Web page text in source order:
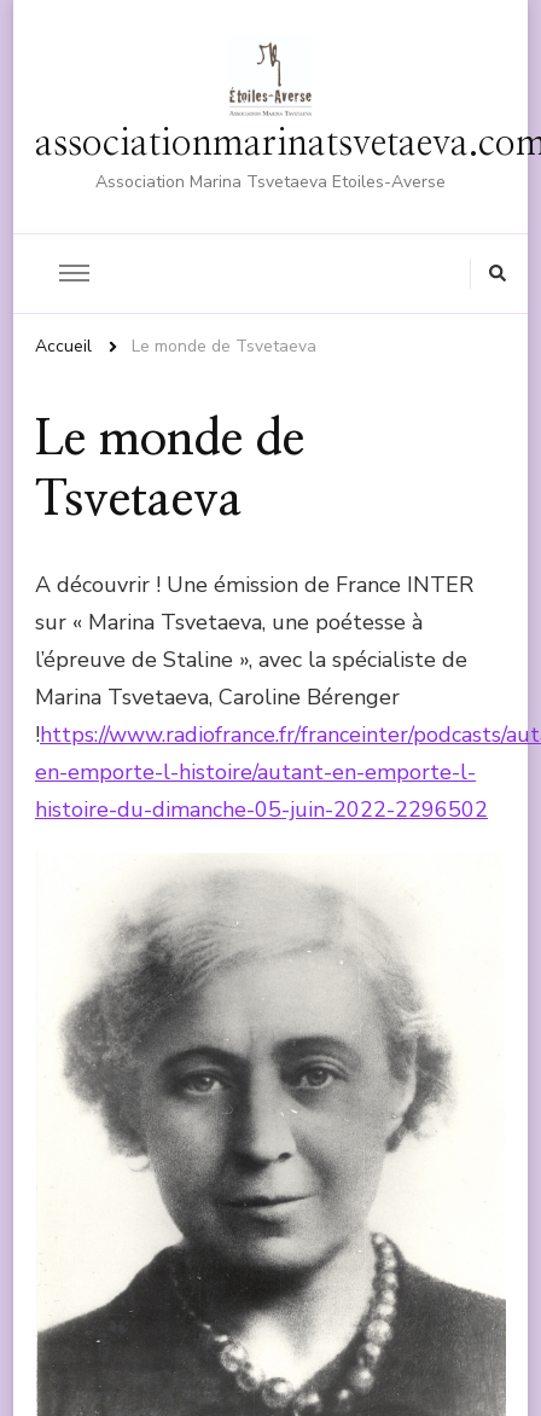
Association Marina Tsvetaeva Etoiles-Averse
Accueil Le monde de Tsvetaeva
Le monde de
Tsvetaeva
A découvrir ! Une émission de France INTER
sur « Marina Tsvetaeva, une poétesse à
l’épreuve de Staline », avec la spécialiste de
Marina Tsvetaeva, Caroline Bérenger
!https://www.radiofrance.fr/franceinter/podcasts/
en-emporte-l-histoire/autant-en-emporte-l-
histoire-du-dimanche-05-juin-2022-2296502